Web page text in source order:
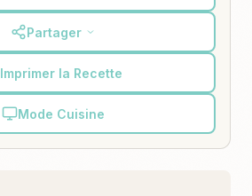
Partager
Imprimer la Recette
Mode Cuisine